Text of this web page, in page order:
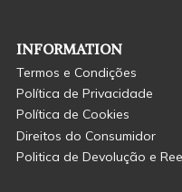
INFORMATION
Termos e Condições
Política de Privacidade
Política de Cookies
Direitos do Consumidor
Politica de Devolução e